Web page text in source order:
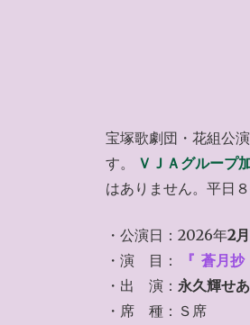
宝塚歌劇団・花組公演
す。
ＶＪＡグループ
はありません。平日
・公演日：2026年2
・演 目：
『 蒼月抄
・出 演： 永久輝せ
・席 種：Ｓ席